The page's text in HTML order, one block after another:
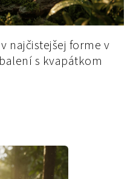
najčistejšej forme v
s kvapátkom